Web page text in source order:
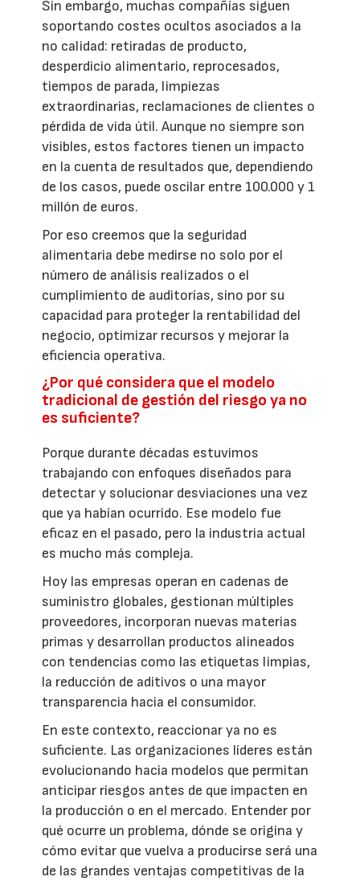
Sin embargo, muchas compañías siguen
soportando costes ocultos asociados a la
no calidad: retiradas de producto,
desperdicio alimentario, reprocesados,
tiempos de parada, limpiezas
extraordinarias, reclamaciones de clientes o
pérdida de vida útil. Aunque no siempre son
visibles, estos factores tienen un impacto
en la cuenta de resultados que, dependiendo
de los casos, puede oscilar entre 100.000 y 1
millón de euros.
Por eso creemos que la seguridad
alimentaria debe medirse no solo por el
número de análisis realizados o el
cumplimiento de auditorías, sino por su
capacidad para proteger la rentabilidad del
negocio, optimizar recursos y mejorar la
eficiencia operativa.
¿Por qué considera que el modelo
tradicional de gestión del riesgo ya no
es suficiente?
Porque durante décadas estuvimos
trabajando con enfoques diseñados para
detectar y solucionar desviaciones una vez
que ya habían ocurrido. Ese modelo fue
eficaz en el pasado, pero la industria actual
es mucho más compleja.
Hoy las empresas operan en cadenas de
suministro globales, gestionan múltiples
proveedores, incorporan nuevas materias
primas y desarrollan productos alineados
con tendencias como las etiquetas limpias,
la reducción de aditivos o una mayor
transparencia hacia el consumidor.
En este contexto, reaccionar ya no es
suficiente. Las organizaciones líderes están
evolucionando hacia modelos que permitan
anticipar riesgos antes de que impacten en
la producción o en el mercado. Entender por
qué ocurre un problema, dónde se origina y
cómo evitar que vuelva a producirse será una
de las grandes ventajas competitivas de la